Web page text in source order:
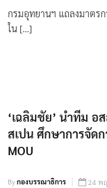
กรมอุทยานฯ แถลงมาตร
ใน […]
‘เฉลิมชัย’ นำทีม อ
สเปน ศึกษาการจัด
MOU
Byกองบรรณาธิการ 24 พ